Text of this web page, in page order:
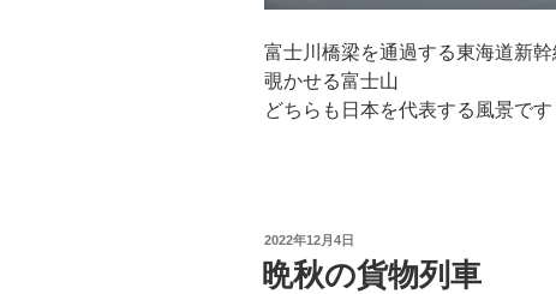
富士川橋梁を通過する東海道新
覗かせる富士山
どちらも日本を代表する風景です
投
稿
日:
2022年12月4日
晩秋の貨物列車